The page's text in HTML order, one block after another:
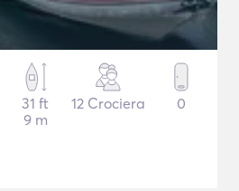
31 ft
9 m
12 Crociera 0